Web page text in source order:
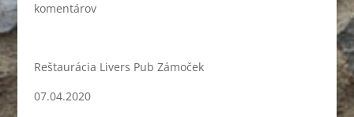
komentárov
Reštaurácia Livers Pub Zámoček
07.04.2020